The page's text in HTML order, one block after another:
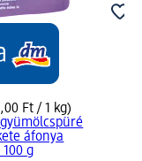
Ft / 1 kg)
áfonya
g